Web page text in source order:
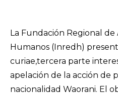
La Fundación Regional
Humanos (Inredh)
curiae,tercera parte
apelación de la acción de
nacionalidad Waorani. El